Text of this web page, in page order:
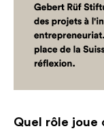
Quel rôle joue